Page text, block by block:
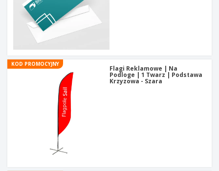
KOD PROMOCYJNY
Flagi Reklamowe | Na
Podloge | 1 Twarz | Podstawa
Krzyzowa - Szara